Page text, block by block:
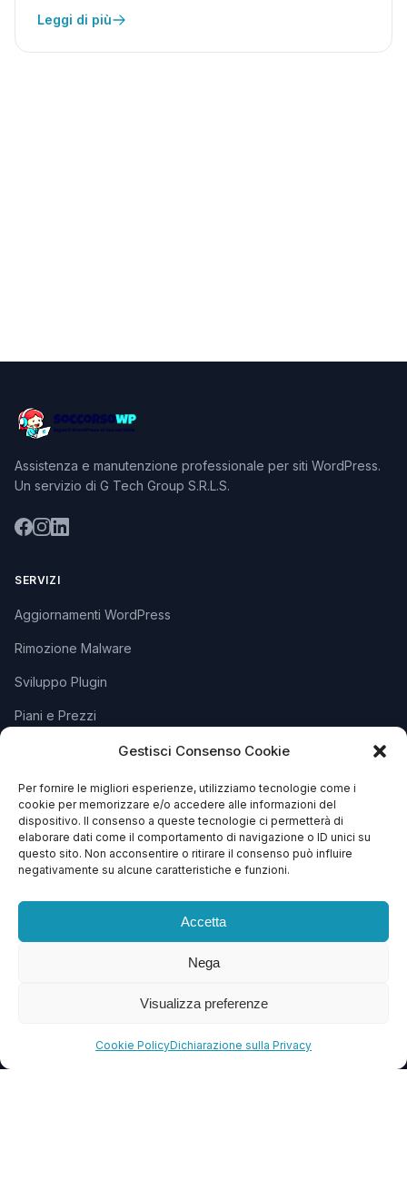
Gestisci Consenso Cookie
Per fornire le migliori esperienze, utilizziamo tecnologie come i
cookie per memorizzare e/o accedere alle informazioni del
dispositivo. Il consenso a queste tecnologie ci permetterà di
elaborare dati come il comportamento di navigazione o ID unici su
questo sito. Non acconsentire o ritirare il consenso può influire
negativamente su alcune caratteristiche e funzioni.
Accetta
Nega
Visualizza preferenze
Cookie PolicyDichiarazione sulla Privacy
Leggi di più
Assistenza e manutenzione professionale per siti WordPress.
Un servizio di G Tech Group S.R.L.S.
SERVIZI
Aggiornamenti WordPress
Rimozione Malware
Sviluppo Plugin
Piani e Prezzi
Apri Ticket
Contattaci
Blog
FAQ